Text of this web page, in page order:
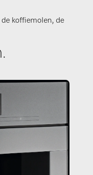
koffiemolen, de